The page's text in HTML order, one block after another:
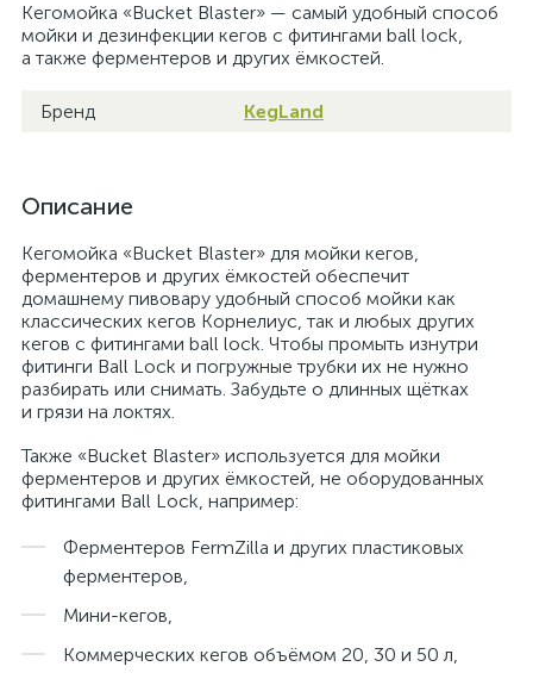
Кегомойка «Bucket Blaster» — самый удобный способ
мойки и дезинфекции кегов с фитингами ball lock,
а также ферментеров и других ёмкостей.
Бренд KegLand
Описание
Кегомойка «Bucket Blaster» для мойки кегов,
ферментеров и других ёмкостей обеспечит
домашнему пивовару удобный способ мойки как
классических кегов Корнелиус, так и любых других
кегов с фитингами ball lock. Чтобы промыть изнутри
фитинги Ball Lock и погружные трубки их не нужно
разбирать или снимать. Забудьте о длинных щётках
и грязи на локтях.
Также «Bucket Blaster» используется для мойки
ферментеров и других ёмкостей, не оборудованных
фитингами Ball Lock, например:
Ферментеров FermZilla и других пластиковых
ферментеров,
Мини-кегов,
Коммерческих кегов объёмом 20, 30 и 50 л,